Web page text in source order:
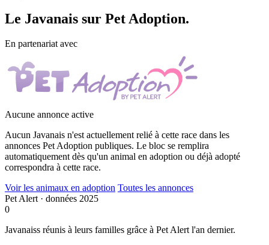
Le Javanais sur Pet Adoption.
En partenariat avec
Aucune annonce active
Aucun Javanais n'est actuellement relié à cette race dans les
annonces Pet Adoption publiques. Le bloc se remplira
automatiquement dès qu'un animal en adoption ou déjà adopté
correspondra à cette race.
Voir les animaux en adoption Toutes les annonces
Pet Alert · données 2025
0
Javanaiss réunis à leurs familles grâce à Pet Alert l'an dernier.